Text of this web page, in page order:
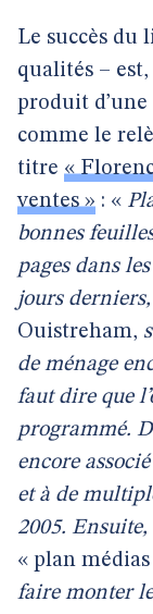
Le succès du
qualités –
produit
comme le
titre «
ventes » : «
bonnes
pages dans
jours
Ouistreham,
de ménage
faut dire que
programmé.
encore
et à de
2005.
« plan médias
faire monter